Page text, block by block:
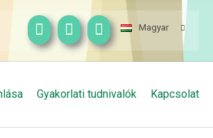
Magyar
Gyakorlati tudnivalók Kapcsolat